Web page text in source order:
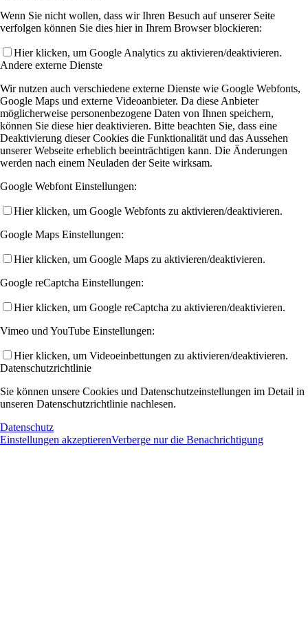
Wenn Sie nicht wollen, dass wir Ihren Besuch auf unserer Seite
verfolgen können Sie dies hier in Ihrem Browser blockieren:
Hier klicken, um Google Analytics zu aktivieren/deaktivieren.
Andere externe Dienste
Wir nutzen auch verschiedene externe Dienste wie Google Webfonts,
Google Maps und externe Videoanbieter. Da diese Anbieter
möglicherweise personenbezogene Daten von Ihnen speichern,
können Sie diese hier deaktivieren. Bitte beachten Sie, dass eine
Deaktivierung dieser Cookies die Funktionalität und das Aussehen
unserer Webseite erheblich beeinträchtigen kann. Die Änderungen
werden nach einem Neuladen der Seite wirksam.
Google Webfont Einstellungen:
Hier klicken, um Google Webfonts zu aktivieren/deaktivieren.
Google Maps Einstellungen:
Hier klicken, um Google Maps zu aktivieren/deaktivieren.
Google reCaptcha Einstellungen:
Hier klicken, um Google reCaptcha zu aktivieren/deaktivieren.
Vimeo und YouTube Einstellungen:
Hier klicken, um Videoeinbettungen zu aktivieren/deaktivieren.
Datenschutzrichtlinie
Sie können unsere Cookies und Datenschutzeinstellungen im Detail in
unseren Datenschutzrichtlinie nachlesen.
Datenschutz
Einstellungen akzeptierenVerberge nur die Benachrichtigung